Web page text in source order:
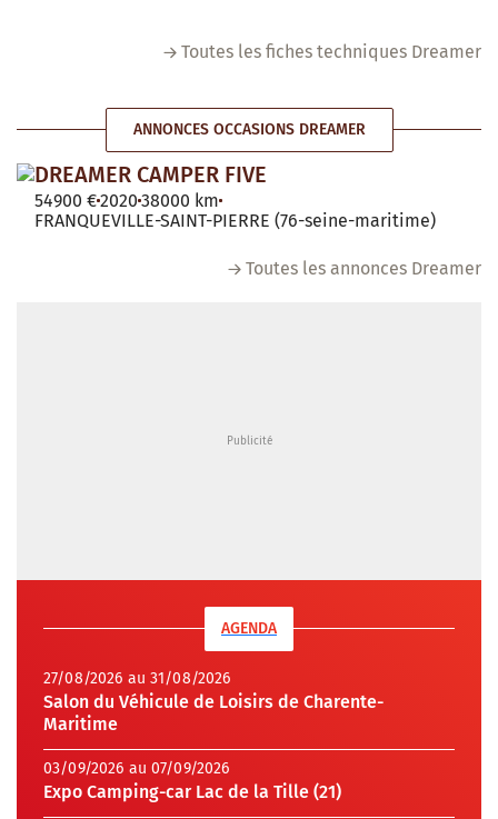
Toutes les fiches techniques Dreamer
ANNONCES OCCASIONS DREAMER
DREAMER CAMPER FIVE
54900 €2020 38000 km
FRANQUEVILLE-SAINT-PIERRE (76-seine-maritime)
Toutes les annonces Dreamer
AGENDA
27/08/2026 au 31/08/2026
Salon du Véhicule de Loisirs de Charente-
Maritime
03/09/2026 au 07/09/2026
Expo Camping-car Lac de la Tille (21)